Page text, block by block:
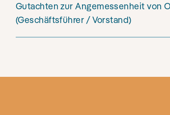
Gutachten zur Angemessenheit von
(Geschäftsführer / Vorstand)